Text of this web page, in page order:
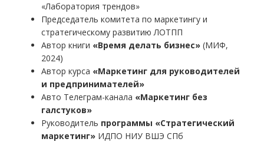
«Лаборатория трендов»
Председатель комитета по маркетингу и
стратегическому развитию ЛОТПП
Автор книги «Время делать бизнес» (МИФ,
2024)
Автор курса «Маркетинг для руководителей
и предпринимателей»
Авто Телеграм-канала «Маркетинг без
галстуков»
Руководитель программы «Стратегический
маркетинг» ИДПО НИУ ВШЭ СПб